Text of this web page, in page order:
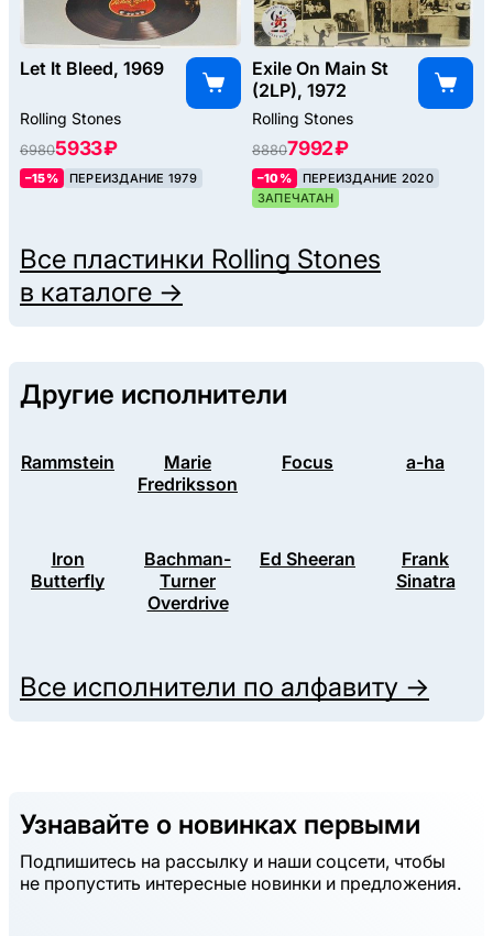
Let It Bleed, 1969
Rolling Stones
69805933 ₽
–15% ПЕРЕИЗДАНИЕ 1979
Exile On Main St
(2LP), 1972
Rolling Stones
88807992 ₽
–10%
ПЕРЕИЗДАНИЕ 2020
ЗАПЕЧАТАН
Все пластинки Rolling Stones
в каталоге →
Другие исполнители
Rammstein
Marie
Fredriksson
Focus a-ha
Iron
Butterfly
Bachman-
Turner
Overdrive
Ed Sheeran
Frank
Sinatra
Все исполнители по алфавиту →
Узнавайте о новинках первыми
Подпишитесь на рассылку и наши соцсети, чтобы
не пропустить интересные новинки и предложения.